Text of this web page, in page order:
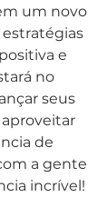
um novo
estratégias
e
no
seus
de
a gente
incrível!